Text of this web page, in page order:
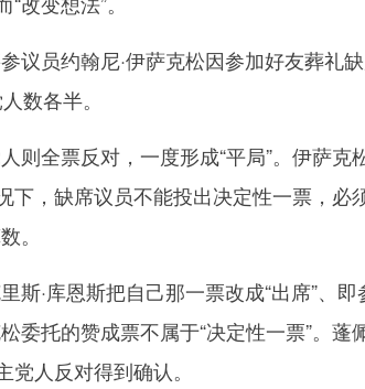
员约翰尼·伊萨克松因参加好友葬礼缺
数各半。
全票反对，一度形成“平局”。伊萨克
下，缺席议员不能投出决定性一票，必
。
·库恩斯把自己那一票改成“出席”、即
委托的赞成票不属于“决定性一票”。蓬
人反对得到确认。